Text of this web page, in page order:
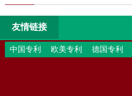
友情链接
中国专利 欧美专利 德国专利